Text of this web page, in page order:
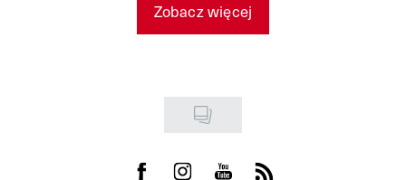
Zobacz więcej
Visit us on Facebook
Visit us on Instagram
Visit us on Youtube
Visit us on Rss